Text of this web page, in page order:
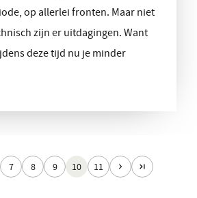
op allerlei fronten. Maar niet
zijn er uitdagingen. Want
deze tijd nu je minder
7 8 9 10 11